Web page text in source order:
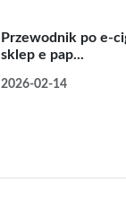
Przewodnik po e-
sklep e pap...
2026-02-14